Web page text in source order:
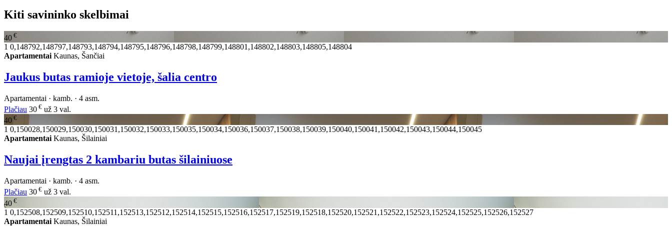
Kiti savininko skelbimai
40 €
1 0,148792,148797,148793,148794,148795,148796,148798,148799,148801,148802,148803,148805,148804
Apartamentai Kaunas, Šančiai
Jaukus butas ramioje vietoje, šalia centro
Apartamentai · kamb. · 4 asm.
Plačiau 30 € už 3 val.
40 €
1 0,150028,150029,150030,150031,150032,150033,150035,150034,150036,150037,150038,150039,150040,150041,150042,150043,150044,150045
Apartamentai Kaunas, Šilainiai
Naujai įrengtas 2 kambariu butas šilainiuose
Apartamentai · kamb. · 4 asm.
Plačiau 30 € už 3 val.
40 €
1 0,152508,152509,152510,152511,152513,152512,152514,152515,152516,152517,152519,152518,152520,152521,152522,152523,152524,152525,152526,152527
Apartamentai Kaunas, Šilainiai